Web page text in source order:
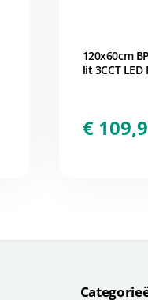
120x60cm
lit 3CCT LED
€